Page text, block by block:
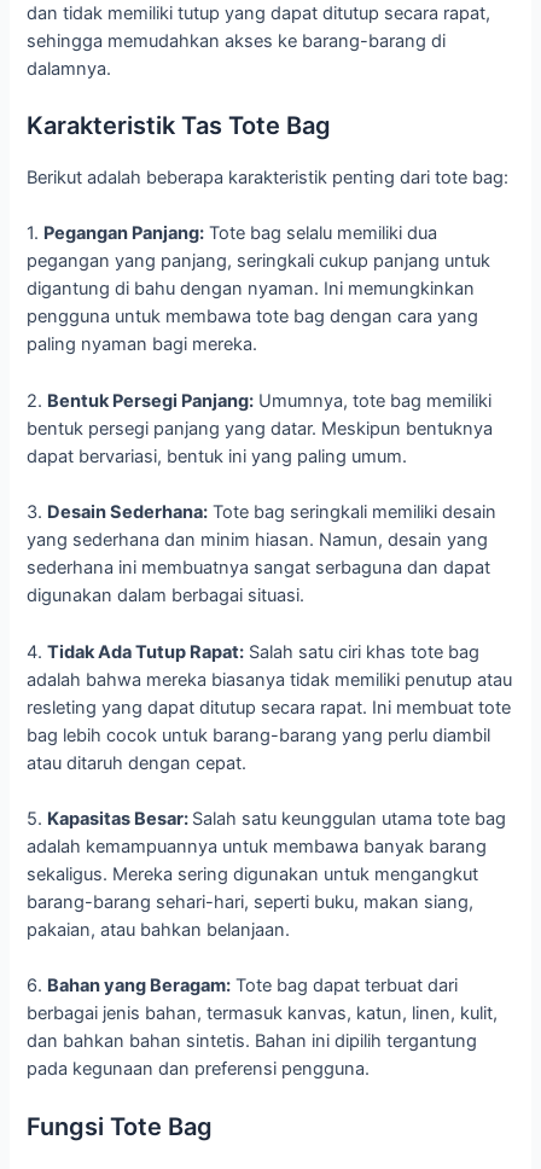
dan tidak memiliki tutup yang dapat ditutup secara rapat,
sehingga memudahkan akses ke barang-barang di
dalamnya.
Karakteristik Tas Tote Bag
Berikut adalah beberapa karakteristik penting dari tote bag:
1. Pegangan Panjang: Tote bag selalu memiliki dua
pegangan yang panjang, seringkali cukup panjang untuk
digantung di bahu dengan nyaman. Ini memungkinkan
pengguna untuk membawa tote bag dengan cara yang
paling nyaman bagi mereka.
2. Bentuk Persegi Panjang: Umumnya, tote bag memiliki
bentuk persegi panjang yang datar. Meskipun bentuknya
dapat bervariasi, bentuk ini yang paling umum.
3. Desain Sederhana: Tote bag seringkali memiliki desain
yang sederhana dan minim hiasan. Namun, desain yang
sederhana ini membuatnya sangat serbaguna dan dapat
digunakan dalam berbagai situasi.
4.Tidak Ada Tutup Rapat: Salah satu ciri khas tote bag
adalah bahwa mereka biasanya tidak memiliki penutup atau
resleting yang dapat ditutup secara rapat. Ini membuat tote
bag lebih cocok untuk barang-barang yang perlu diambil
atau ditaruh dengan cepat.
5. Kapasitas Besar: Salah satu keunggulan utama tote bag
adalah kemampuannya untuk membawa banyak barang
sekaligus. Mereka sering digunakan untuk mengangkut
barang-barang sehari-hari, seperti buku, makan siang,
pakaian, atau bahkan belanjaan.
6. Bahan yang Beragam: Tote bag dapat terbuat dari
berbagai jenis bahan, termasuk kanvas, katun, linen, kulit,
dan bahkan bahan sintetis. Bahan ini dipilih tergantung
pada kegunaan dan preferensi pengguna.
Fungsi Tote Bag